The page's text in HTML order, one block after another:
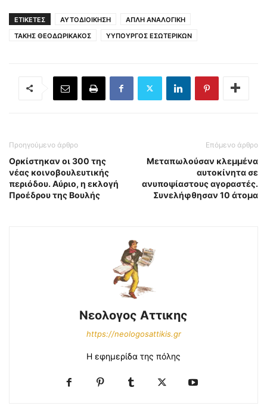
ΕΤΙΚΕΤΕΣ ΑΥΤΟΔΙΟΙΚΗΣΗ
ΑΠΛΗ ΑΝΑΛΟΓΙΚΗ
ΤΑΚΗΣ ΘΕΟΔΩΡΙΚΑΚΟΣ
YΥΠΟΥΡΓΟΣ ΕΣΩΤΕΡΙΚΩΝ
Προηγούμενο άρθρο
Ορκίστηκαν οι 300 της
νέας κοινοβουλευτικής
περιόδου. Αύριο, η εκλογή
Προέδρου της Βουλής
Επόμενο άρθρο
Μεταπωλούσαν κλεμμένα
αυτοκίνητα σε
ανυποψίαστους αγοραστές.
Συνελήφθησαν 10 άτομα
Νεολογος Αττικης
https://neologosattikis.gr
Η εφημερίδα της πόλης